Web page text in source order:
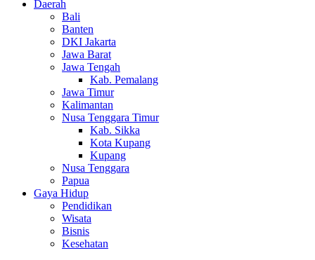
Daerah
Bali
Banten
DKI Jakarta
Jawa Barat
Jawa Tengah
Kab. Pemalang
Jawa Timur
Kalimantan
Nusa Tenggara Timur
Kab. Sikka
Kota Kupang
Kupang
Nusa Tenggara
Papua
Gaya Hidup
Pendidikan
Wisata
Bisnis
Kesehatan